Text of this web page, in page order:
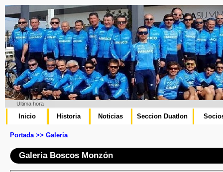
Ultima hora
Inicio Historia Noticias Seccion Duatlon
Portada >> Galeria
Galeria Boscos Monzón